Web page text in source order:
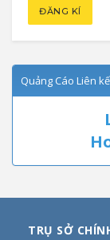
Quảng Cáo Liên
TRỤ SỞ